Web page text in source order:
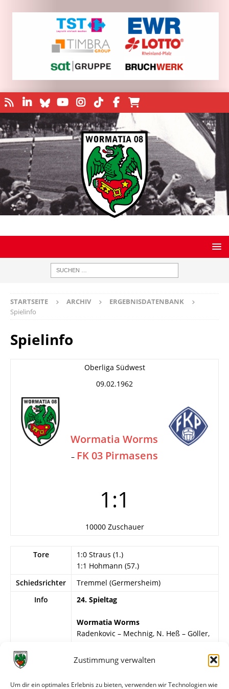
Zustimmung verwalten
Um dir ein optimales Erlebnis zu bieten, verwenden wir Technologien wie
STARTSEITE ARCHIV
ERGEBNISDATENBANK
Spielinfo
Spielinfo
Oberliga Südwest
09.02.1962
Wormatia Worms
– FK 03 Pirmasens
1:1
10000 Zuschauer
Tore
1:0 Straus (1.)
1:1 Hohmann (57.)
Schiedsrichter
Tremmel (Germersheim)
Info
24. Spieltag
Wormatia Worms
Radenkovic – Mechnig, N. Heß – Göller,
Oswald, Straus, Kirstein.